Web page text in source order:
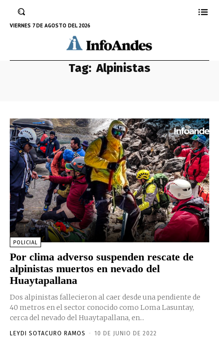
VIERNES 7 DE AGOSTO DEL 2026
Tag: Alpinistas
POLICIAL
Por clima adverso suspenden rescate de
alpinistas muertos en nevado del
Huaytapallana
Dos alpinistas fallecieron al caer desde una pendiente de
40 metros en el sector conocido como Loma Lasuntay,
cerca del nevado del Huaytapallana, en...
LEYDI SOTACURO RAMOS - 10 DE JUNIO DE 2022